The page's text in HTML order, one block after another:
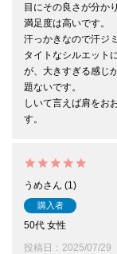
目にその良さが分か
満足度は高いです。
汗っかきなので汗ジ
タイトなシルエット
が、大きすぎる感じ
題ないです。
しいて言えば肩をお
す。
うめ 1
購入者
50代 女性
投稿日
2025/07/29